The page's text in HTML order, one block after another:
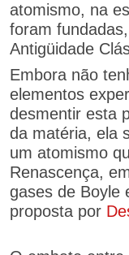
atomismo, na
foram
Antigüidade
Embora não
elementos
desmentir esta
da matéria, ela
um atomismo
Renascença,
gases de Boyle
proposta por